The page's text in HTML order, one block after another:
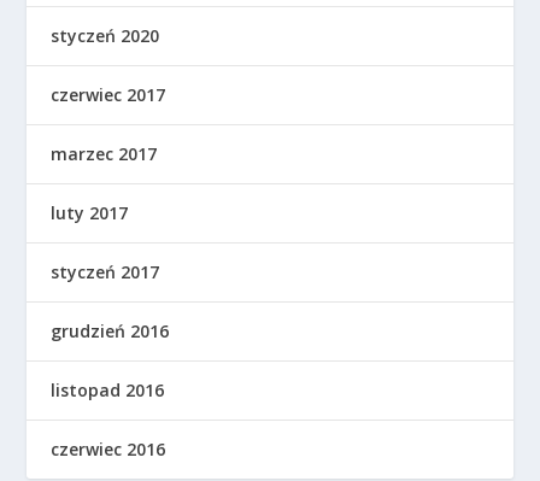
styczeń 2020
czerwiec 2017
marzec 2017
luty 2017
styczeń 2017
grudzień 2016
listopad 2016
czerwiec 2016